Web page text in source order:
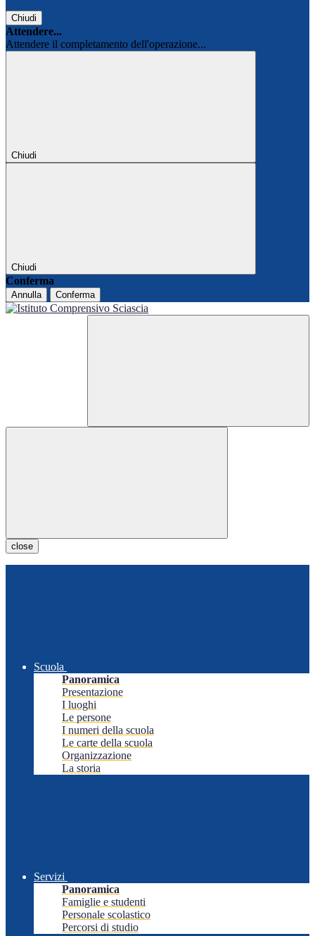
Chiudi
Attendere...
Attendere il completamento dell'operazione...
Chiudi
Chiudi
Conferma
Annulla Conferma
close
Scuola
Panoramica
Presentazione
I luoghi
Le persone
I numeri della scuola
Le carte della scuola
Organizzazione
La storia
Servizi
Panoramica
Famiglie e studenti
Personale scolastico
Percorsi di studio